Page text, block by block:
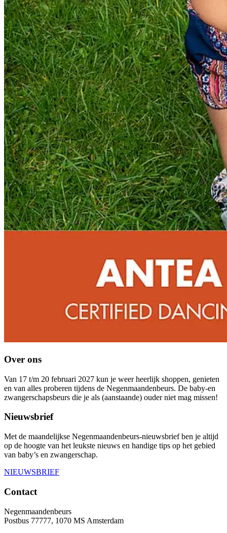
Over ons
Van 17 t/m 20 februari 2027 kun je weer heerlijk shoppen, genieten
en van alles proberen tijdens de Negenmaandenbeurs. De baby-en
zwangerschapsbeurs die je als (aanstaande) ouder niet mag missen!
Nieuwsbrief
Met de maandelijkse Negenmaandenbeurs-nieuwsbrief ben je altijd
op de hoogte van het leukste nieuws en handige tips op het gebied
van baby’s en zwangerschap.
NIEUWSBRIEF
Contact
Negenmaandenbeurs
Postbus 77777, 1070 MS Amsterdam